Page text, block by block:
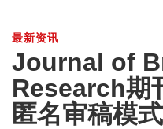
最新资讯
Journal of
Research期
匿名审稿模式